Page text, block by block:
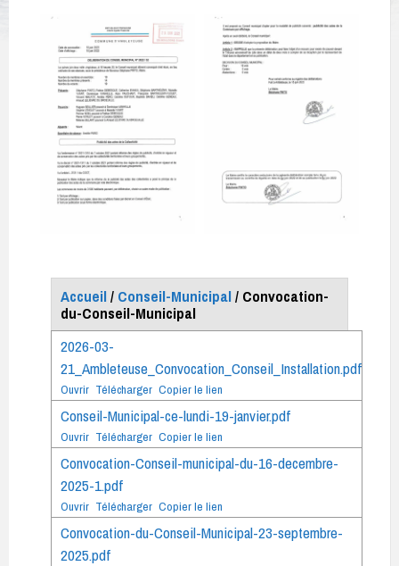
Accueil/ Conseil-Municipal/ Convocation-
du-Conseil-Municipal
2026-03-
21_Ambleteuse_Convocation_Conseil_Installation.pdf
Ouvrir Télécharger Copier le lien
Conseil-Municipal-ce-lundi-19-janvier.pdf
Ouvrir Télécharger Copier le lien
Convocation-Conseil-municipal-du-16-decembre-
2025-1.pdf
Ouvrir Télécharger Copier le lien
Convocation-du-Conseil-Municipal-23-septembre-
2025.pdf